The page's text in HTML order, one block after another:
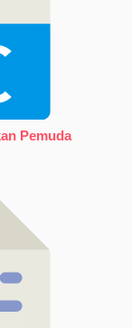
Pemuda